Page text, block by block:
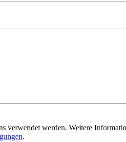
verwendet werden. Weitere
.